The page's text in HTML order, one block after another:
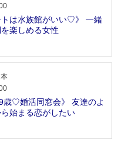
トは水族館がいい♡》 一緒
楽しめる女性
歳♡婚活同窓会》 友達のよ
始まる恋がしたい